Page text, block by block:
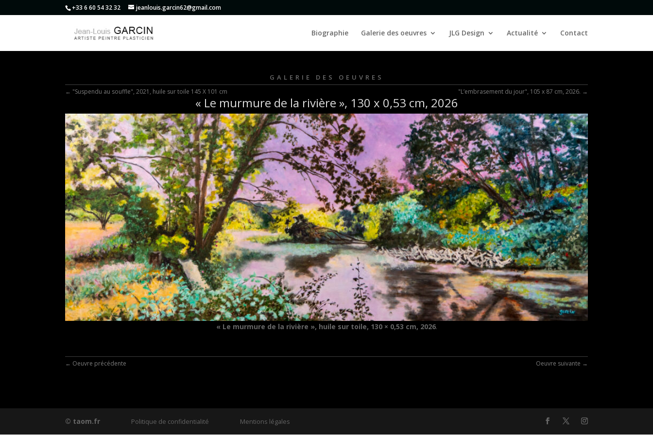
+33 6 60 54 32 32 jeanlouis.garcin62@gmail.com
Biographie Galerie des oeuvres JLG Design Actualité Contact
GALERIE DES OEUVRES
← "Suspendu au souffle", 2021, huile sur toile 145 X 101 cm "L’embrasement du jour", 105 x 87 cm, 2026. →
« Le murmure de la rivière », 130 x 0,53 cm, 2026
« Le murmure de la rivière », huile sur toile, 130 × 0,53 cm, 2026.
← Oeuvre précédente Oeuvre suivante →
© taom.fr Politique de confidentialité Mentions légales